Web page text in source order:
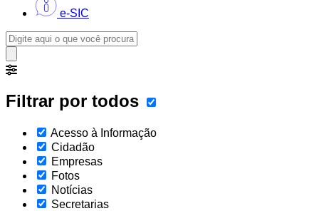
e-SIC
Filtrar por todos
Acesso à Informação
Cidadão
Empresas
Fotos
Notícias
Secretarias